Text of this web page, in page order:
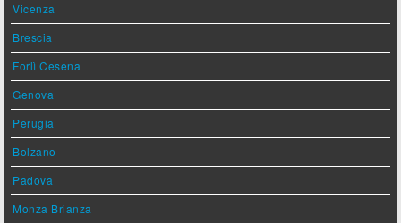
Vicenza
Brescia
Forlì Cesena
Genova
Perugia
Bolzano
Padova
Monza Brianza